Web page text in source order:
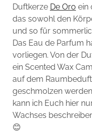
ONLINE-SHOP
DAS ALZD-TEAM
Duftkerze De Oro ein
das sowohl den
und so für
Das Eau de Parfum
vorliegen. Von der
ein Scented Wax
auf dem
geschmolzen
kann ich Euch hier
Wachses
😊